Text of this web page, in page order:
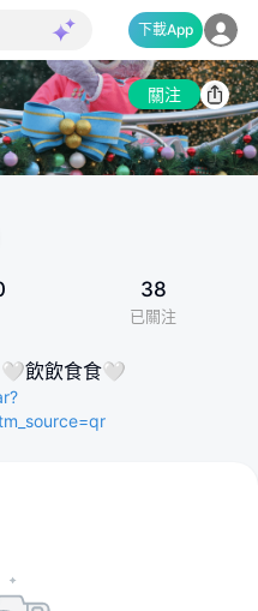
下載App
關注
38
已關注
飲飲食食🤍